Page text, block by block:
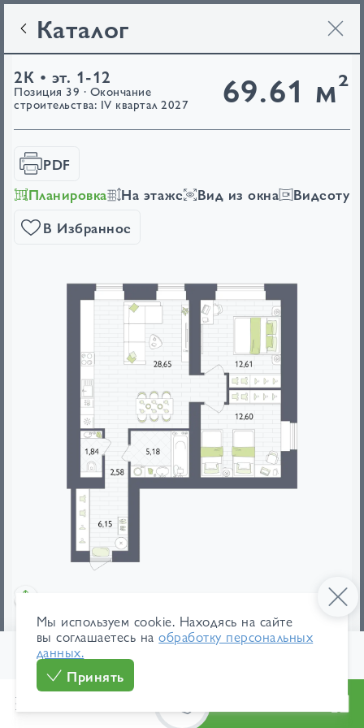
Мы используем cookie. Находясь на сайте
вы соглашаетесь наобработку персональных
данных.
Принять
Каталог
69.61 м²
2К • эт. 1-12
Позиция 39 · Окончание
строительства: IV квартал 2027
PDF
Планировка
На этаже Вид из окна
Видеотур
В Избранное
мебель
площади
от 114 200 ₽/м²
от 7 949 462 ₽ от 37 605 ₽/мес